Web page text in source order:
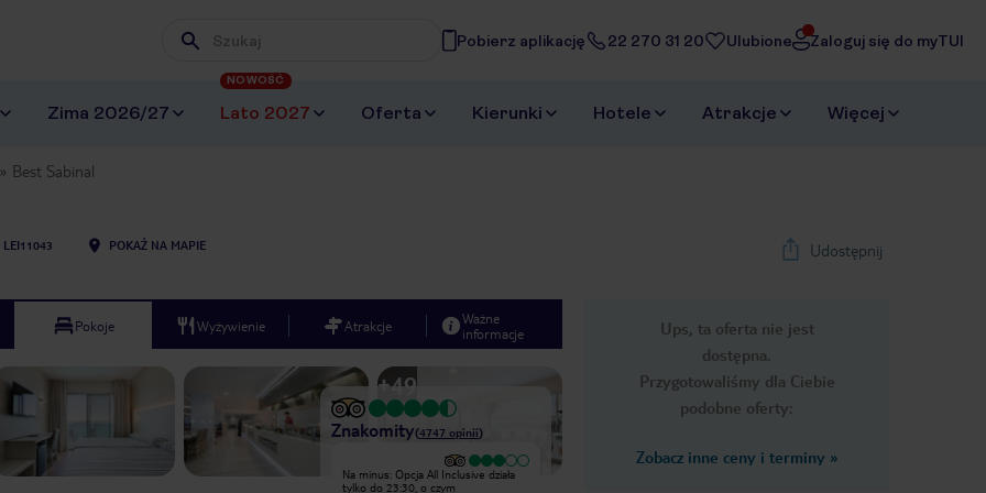
Wpisz frazę, której szukasz
Pobierz aplikację 22 270 31 20 Ulubione Zaloguj się do myTUI
Zima 2026/27 Lato 2027
NOWOŚĆ
Oferta Kierunki Hotele Atrakcje Więcej
Best Sabinal
LEI11043 POKAŻ NA MAPIE Udostępnij
Ups, ta oferta nie jest
dostępna.
Przygotowaliśmy dla Ciebie
podobne oferty:
Zobacz inne ceny i terminy »
Pokoje Wyżywienie Atrakcje
Ważne
informacje
Next slide
1/55
+49
Znakomity(4747 opinii)
Bardzo dobry
Przede wszystkim duzo zdjec na
Na minus: Opcja All Inclusive działa
tylko do 23:30, o czym
Wyjątkowy